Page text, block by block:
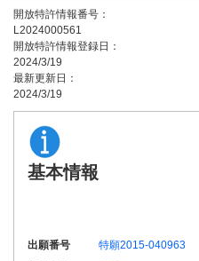
開放特許情報番号：
L2024000561
開放特許情報登録日：
2024/3/19
最新更新日：
2024/3/19
基本情報
出願番号
特願2015-040963